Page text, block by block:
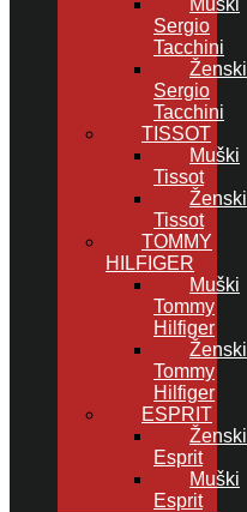
Muški
Sergio
Tacchini
Ženski
Sergio
Tacchini
TISSOT
Muški
Tissot
Ženski
Tissot
TOMMY
HILFIGER
Muški
Tommy
Hilfiger
Ženski
Tommy
Hilfiger
ESPRIT
Ženski
Esprit
Muški
Esprit